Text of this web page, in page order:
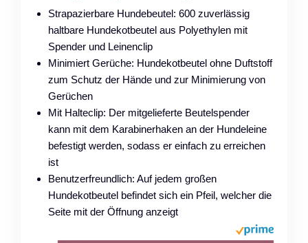
Strapazierbare Hundebeutel: 600 zuverlässig
haltbare Hundekotbeutel aus Polyethylen mit
Spender und Leinenclip
Minimiert Gerüche: Hundekotbeutel ohne Duftstoff
zum Schutz der Hände und zur Minimierung von
Gerüchen
Mit Halteclip: Der mitgelieferte Beutelspender
kann mit dem Karabinerhaken an der Hundeleine
befestigt werden, sodass er einfach zu erreichen
ist
Benutzerfreundlich: Auf jedem großen
Hundekotbeutel befindet sich ein Pfeil, welcher die
Seite mit der Öffnung anzeigt